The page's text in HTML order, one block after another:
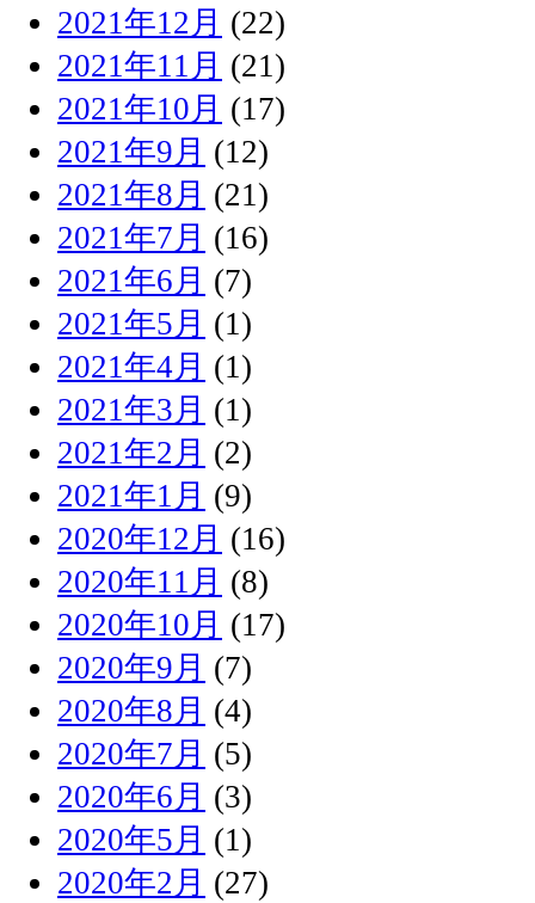
2021年12月 (22)
2021年11月 (21)
2021年10月 (17)
2021年9月 (12)
2021年8月 (21)
2021年7月 (16)
2021年6月 (7)
2021年5月 (1)
2021年4月 (1)
2021年3月 (1)
2021年2月 (2)
2021年1月 (9)
2020年12月 (16)
2020年11月 (8)
2020年10月 (17)
2020年9月 (7)
2020年8月 (4)
2020年7月 (5)
2020年6月 (3)
2020年5月 (1)
2020年2月 (27)